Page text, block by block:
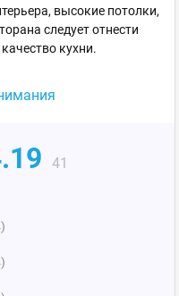
высокие потолки,
следует отнести
кухни.
41
)
)